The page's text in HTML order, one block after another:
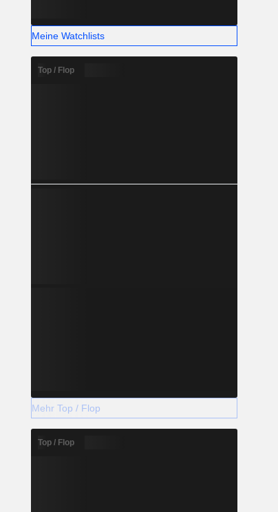
Meine Watchlists
Top / Flop
Mehr Top / Flop
Top / Flop